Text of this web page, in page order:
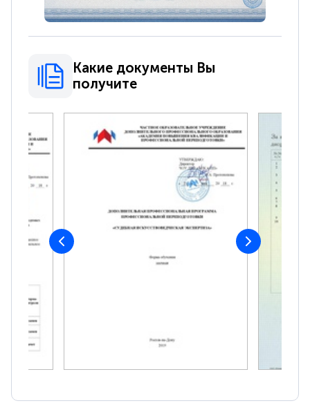
Какие документы Вы
получите